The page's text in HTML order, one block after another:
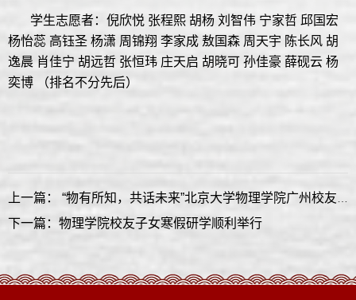
学生志愿者：倪欣悦 张程熙 胡杨 刘智伟 宁家哲 邱国宏
杨怡蕊 高钰圣 杨潇 周锦翔 李家成 敖国森 周天宇 陈长风 胡
逸晨 肖佳宁 胡远哲 张恒玮 庄天启 胡晓可 孙佳豪 薛砚云 杨
奕博 （排名不分先后）
下一篇：物理学院校友子女寒假研学顺利举行